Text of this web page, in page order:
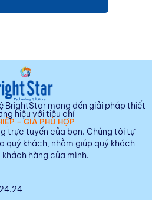
BrightStar mang đến giải pháp thiết
hiệu với tiêu chí
– GIÁ PHÙ HỢP
trực tuyến của bạn. Chúng tôi tự
quý khách, nhằm giúp quý khách
hàng của mình.